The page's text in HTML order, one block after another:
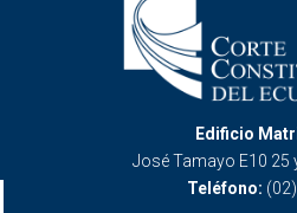
Edificio
José Tamayo E10 25
Teléfono: